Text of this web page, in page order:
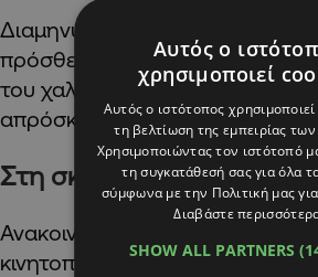
Διαμηνύοντας πως η
πρόσθετα μέτρα που αφορούν
του χαλουμιού ΠΟΠ και τη
απρόσκοπτης συνέχισης των
Στη σκιά δυναμικών
Ανακοινώσεις που έγιναν στη
κινητοποιήσεων στον κυκλικό
Αυτός ο
χρησιμοποιεί
Αυτός ο ιστότοπος
τη βελτίωση της εμπειρίας
Χρησιμοποιώντας τον ιστότοπό
τη συγκατάθεσή σας για όλα
σύμφωνα με την Πολιτική μας
Διαβάστε
SHOW ALL PARTNERS